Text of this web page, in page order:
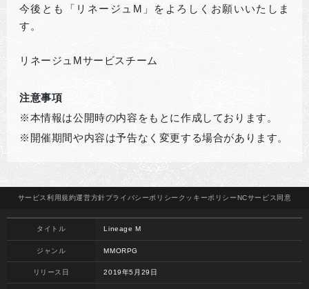
今後とも「リネージュM」をよろしくお願いいたしま
す。
リネージュMサービスチーム
注意事項
※本情報は公開時の内容をもとに作成しております。
※開催期間や内容は予告なく変更する場合があります。
サービス 利用規約運営方針プライバシーポリシー クッキーポリシーNCサービス 同意
タイトル Lineage M
ジャンル MMORPG
リリース日 2019年5月29日